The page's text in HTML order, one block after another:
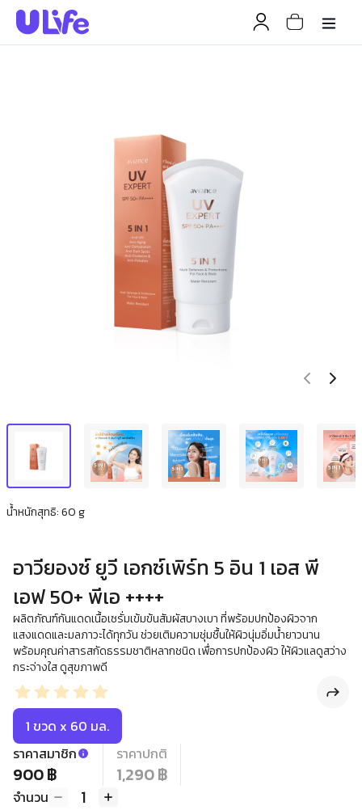
น้ำหนักสุทธิ: 60 g
อาวียองซ์ ยูวี เอกซ์เพิร์ท 5 อิน 1 เอส พี
เอฟ 50+ พีเอ ++++
ผลิตภัณฑ์กันแดดเนื้อเซรั่มเข้มข้นสัมผัสบางเบา ที่พร้อมปกป้องผิวจาก
แสงแดดและมลภาวะได้ทุกวัน ช่วยเติมความชุ่มชื้นให้ผิวนุ่มอิ่มน้ำยาวนาน
พร้อมคุณค่าสารสกัดธรรมชาติหลากชนิด เพื่อการปกป้องผิว ให้ผิวแลดูสว่าง
กระจ่างใส ดูสุขภาพดี
1 ขวด x 60 มล.
ราคาสมาชิก
900 ฿
ราคาปกติ
1,290 ฿
จำนวน 1